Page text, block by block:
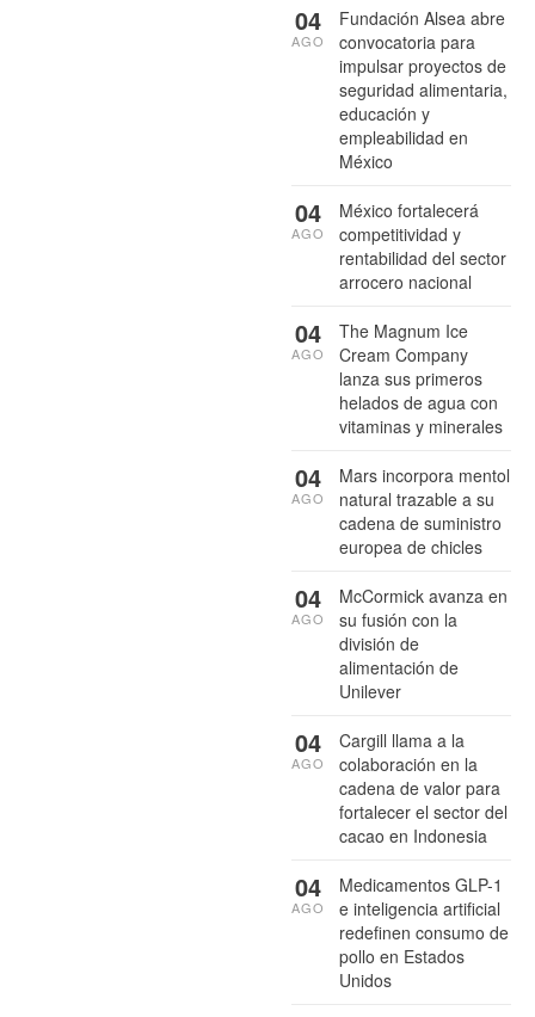
Fundación Alsea abre
convocatoria para
impulsar proyectos de
seguridad alimentaria,
educación y
empleabilidad en
México
04
AGO
México fortalecerá
competitividad y
rentabilidad del sector
arrocero nacional
04
AGO
The Magnum Ice
Cream Company
lanza sus primeros
helados de agua con
vitaminas y minerales
04
AGO
Mars incorpora mentol
natural trazable a su
cadena de suministro
europea de chicles
04
AGO
McCormick avanza en
su fusión con la
división de
alimentación de
Unilever
04
AGO
Cargill llama a la
colaboración en la
cadena de valor para
fortalecer el sector del
cacao en Indonesia
04
AGO
Medicamentos GLP-1
e inteligencia artificial
redefinen consumo de
pollo en Estados
Unidos
04
AGO